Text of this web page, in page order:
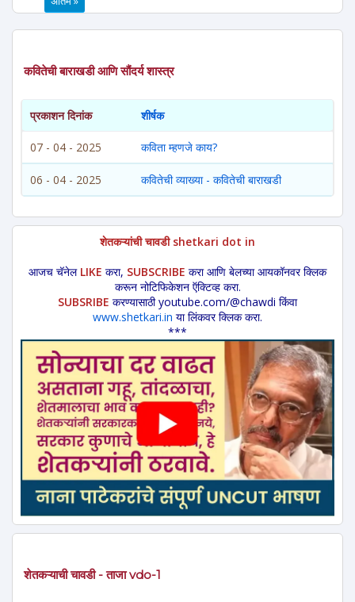
कवितेची बाराखडी आणि सौंदर्य शास्त्र
प्रकाशन दिनांक शीर्षक
07 - 04 - 2025 कविता म्हणजे काय?
06 - 04 - 2025 कवितेची व्याख्या - कवितेची बाराखडी
शेतकऱ्यांची चावडी shetkari dot in
आजच चॅनेल LIKE करा, SUBSCRIBE करा आणि बेलच्या आयकॉनवर क्लिक
करून नोटिफिकेशन ऍक्टिव्ह करा.
SUBSRIBE करण्यासाठी youtube.com/@chawdi किंवा
www.shetkari.in या लिंकवर क्लिक करा.
***
शेतकऱ्याची चावडी - ताजा vdo-1